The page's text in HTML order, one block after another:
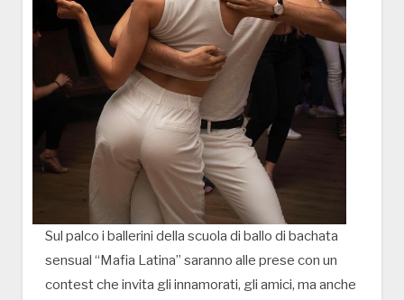
Sul palco i ballerini della scuola di ballo di bachata
sensual “Mafia Latina” saranno alle prese con un
contest che invita gli innamorati, gli amici, ma anche